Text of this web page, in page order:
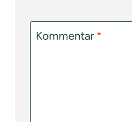
Kommentar*